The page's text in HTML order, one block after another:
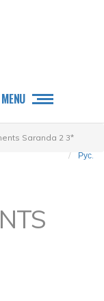
MENU
Saranda 2 3*
Рус.